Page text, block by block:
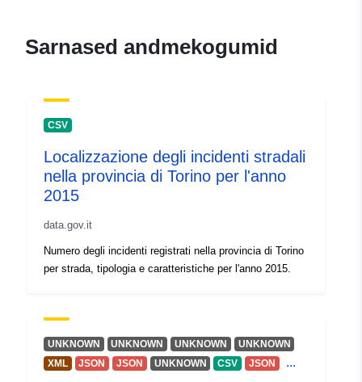
Kataloogi kirje:
Ajakohastatud veebisaidil
30 July 2026
Identifikaatorid:
uriRef: http://data.europa.eu/88u/dataset/
sed:
Tekkepõhine
perioodilisus:
annual
Sarnased andmekogumid
CSV
Localizzazione degli incidenti stradali
nella provincia di Torino per l'anno
2015
data.gov.it
Numero degli incidenti registrati nella provincia di Torino
per strada, tipologia e caratteristiche per l'anno 2015.
UNKNOWN UNKNOWN UNKNOWN
UNKNOWN
XML
JSON JSON UNKNOWN CSV JSON ...